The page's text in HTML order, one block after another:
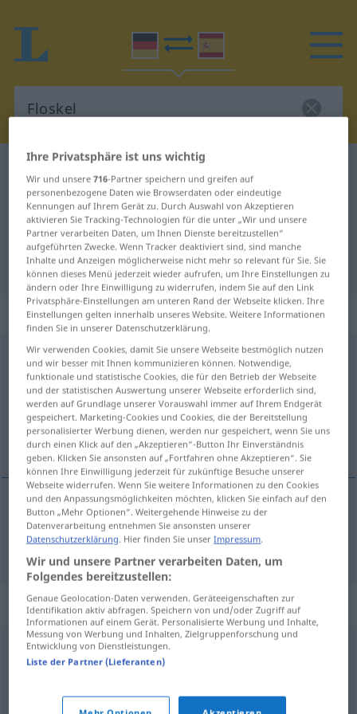
Deutsch-Spanisch Wörterbuch
Deutsch-Spanisch Übersetzung für
"Floskel"
"Floskel" Spanisch Übersetzung
„Floskel“: Femininum
Floskel [ˈflɔskəl]f <Floskel;Floskeln>
Übersicht aller Übersetzungen
(Für mehr Details die Übersetzung anklicken/antippen)
fórmula de cortesía
fórmulamdecortesía Floskel
Synonyme für "Floskel"
Phrase,Worthülse
,Binsenweisheit,Allgemeinplatz,Trivialität
Ihre Privatsphäre ist uns wichtig
Wir und unsere716-Partner speichern und greifen auf
personenbezogene Daten wie Browserdaten oder eindeutige
Kennungen auf Ihrem Gerät zu. Durch Auswahl von Akzeptieren
aktivieren Sie Tracking-Technologien für die unter „Wir und unsere
Partner verarbeiten Daten, um Ihnen Dienste bereitzustellen“
aufgeführten Zwecke. Wenn Tracker deaktiviert sind, sind manche
Inhalte und Anzeigen möglicherweise nicht mehr so relevant für Sie. Sie
können dieses Menü jederzeit wieder aufrufen, um Ihre Einstellungen zu
ändern oder Ihre Einwilligung zu widerrufen, indem Sie auf den Link
Privatsphäre-Einstellungen am unteren Rand der Webseite klicken. Ihre
Einstellungen gelten innerhalb unseres Website. Weitere Informationen
finden Sie in unserer Datenschutzerklärung.
Wir verwenden Cookies, damit Sie unsere Webseite bestmöglich nutzen
und wir besser mit Ihnen kommunizieren können. Notwendige,
funktionale und statistische Cookies, die für den Betrieb der Webseite
und der statistischen Auswertung unserer Webseite erforderlich sind,
werden auf Grundlage unserer Vorauswahl immer auf Ihrem Endgerät
gespeichert. Marketing-Cookies und Cookies, die der Bereitstellung
personalisierter Werbung dienen, werden nur gespeichert, wenn Sie uns
durch einen Klick auf den „Akzeptieren“-Button Ihr Einverständnis
geben. Klicken Sie ansonsten auf „Fortfahren ohne Akzeptieren“. Sie
können Ihre Einwilligung jederzeit für zukünftige Besuche unserer
Webseite widerrufen. Wenn Sie weitere Informationen zu den Cookies
und den Anpassungsmöglichkeiten möchten, klicken Sie einfach auf den
Button „Mehr Optionen“. Weitergehende Hinweise zu der
Datenverarbeitung entnehmen Sie ansonsten unserer
Datenschutzerklärung. Hier finden Sie unserImpressum.
Wir und unsere Partner verarbeiten Daten, um
Folgendes bereitzustellen:
Genaue Geolocation-Daten verwenden. Geräteeigenschaften zur
Identifikation aktiv abfragen. Speichern von und/oder Zugriff auf
Informationen auf einem Gerät. Personalisierte Werbung und Inhalte,
Messung von Werbung und Inhalten, Zielgruppenforschung und
Entwicklung von Dienstleistungen.
Liste der Partner (Lieferanten)